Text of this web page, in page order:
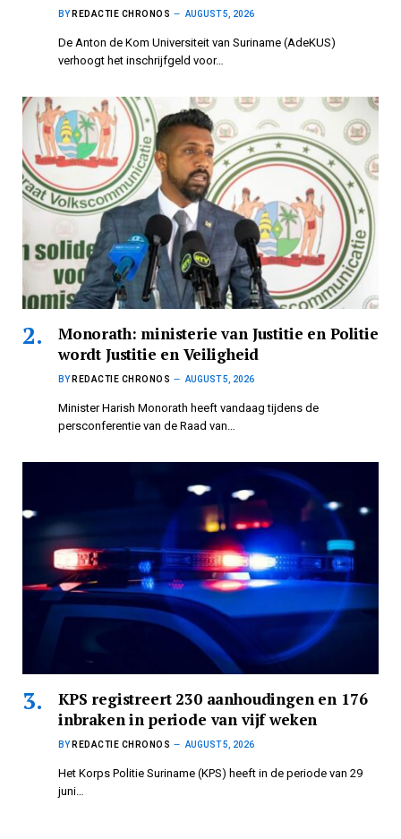
BY REDACTIE CHRONOS AUGUST 5, 2026
De Anton de Kom Universiteit van Suriname (AdeKUS)
verhoogt het inschrijfgeld voor…
Monorath: ministerie van Justitie en Politie
wordt Justitie en Veiligheid
BY REDACTIE CHRONOS AUGUST 5, 2026
Minister Harish Monorath heeft vandaag tijdens de
persconferentie van de Raad van…
KPS registreert 230 aanhoudingen en 176
inbraken in periode van vijf weken
BY REDACTIE CHRONOS AUGUST 5, 2026
Het Korps Politie Suriname (KPS) heeft in de periode van 29
juni…